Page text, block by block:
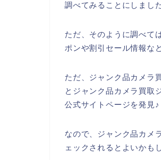
調べてみることにしました
ただ、そのように調べて
ポンや割引セール情報な
ただ、ジャンク品カメラ
とジャンク品カメラ買取
公式サイトページを発見♪
なので、ジャンク品カメ
ェックされるとよいかも